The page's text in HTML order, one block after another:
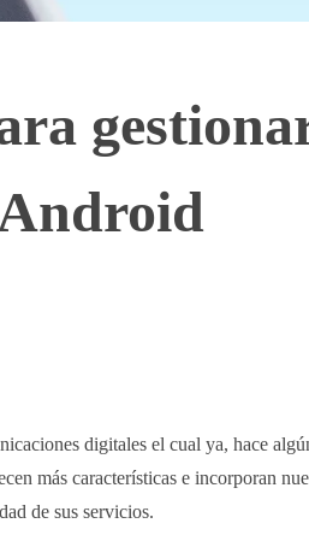
digitales el cual ya, hace
más características e incorporan
de sus servicios.